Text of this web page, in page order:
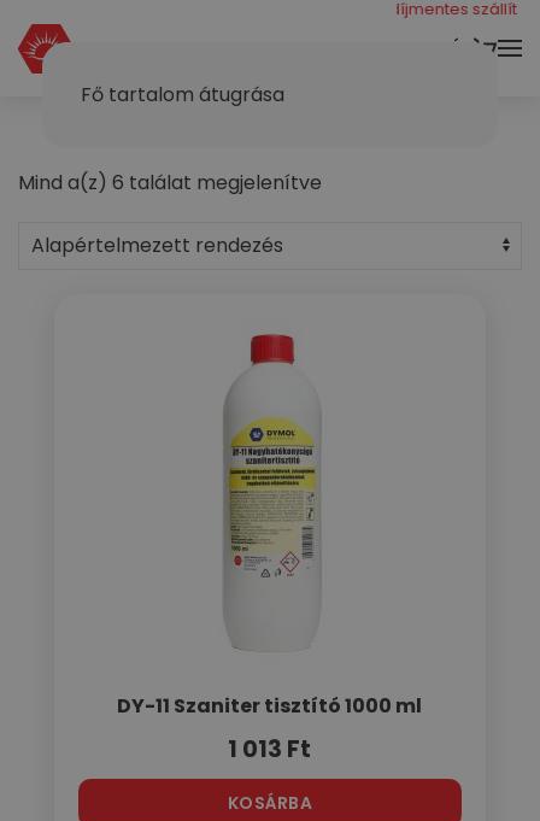
Fő tartalom átugrása
KOSÁR
még 40000 ft a díjmentes szállításhoz
Mind a(z) 6 találat megjelenítve
DY-11 Szaniter tisztító 1000 ml
1 013 Ft
KOSÁRBA